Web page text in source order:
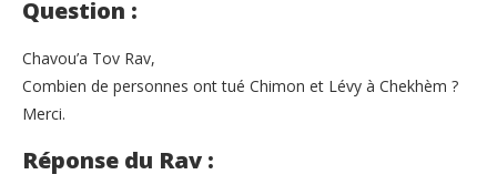
Question :
Chavou’a Tov Rav,
Combien de personnes ont tué Chimon et Lévy à Chekhèm ?
Merci.
Réponse du Rav :